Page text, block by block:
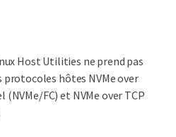
Host Utilities ne prend pas
protocoles hôtes NVMe over
(NVMe/FC) et NVMe over TCP